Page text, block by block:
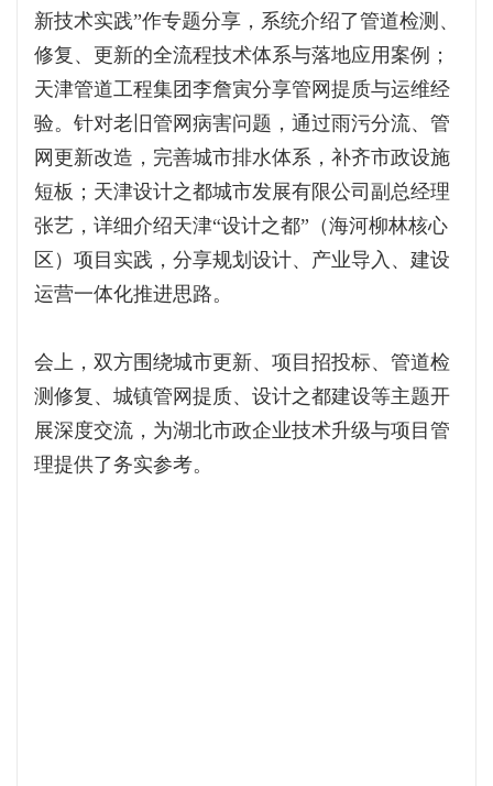
新技术实践”作专题分享，系统介绍了管道检测、
修复、更新的全流程技术体系与落地应用案例；
天津管道工程集团李詹寅分享管网提质与运维经
验。针对老旧管网病害问题，通过雨污分流、管
网更新改造，完善城市排水体系，补齐市政设施
短板；天津设计之都城市发展有限公司副总经理
张艺，详细介绍天津“设计之都”（海河柳林核心
区）项目实践，分享规划设计、产业导入、建设
运营一体化推进思路。
会上，双方围绕城市更新、项目招投标、管道检
测修复、城镇管网提质、设计之都建设等主题开
展深度交流，为湖北市政企业技术升级与项目管
理提供了务实参考。